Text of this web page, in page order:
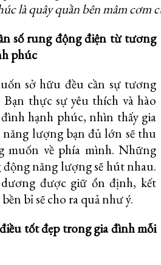
là quây quần bên mâm cơm
số rung động điện từ tương
phúc
sở hữu đều cần sự tương
thực sự yêu thích và hào
hạnh phúc, nhìn thấy gia
lượng bạn đủ lớn sẽ thu
muốn về phía mình. Những
năng lượng sẽ hút nhau.
được giữ ổn định, kết
bỉ sẽ cho ra quả như ý.
tốt đẹp trong gia đình mỗi